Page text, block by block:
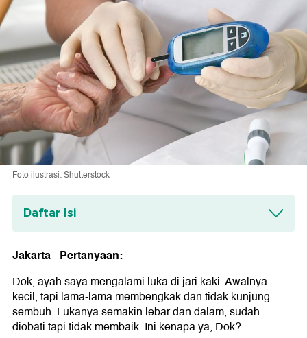
Foto ilustrasi: Shutterstock
Daftar Isi
Tentang Konsultasi Kesehatan
Jakarta-Pertanyaan:
Dok, ayah saya mengalami luka di jari kaki. Awalnya
kecil, tapi lama-lama membengkak dan tidak kunjung
sembuh. Lukanya semakin lebar dan dalam, sudah
diobati tapi tidak membaik. Ini kenapa ya, Dok?